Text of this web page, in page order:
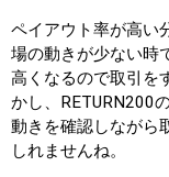
ペイアウト率が高い
場の動きが少ない時
高くなるので取引を
かし、RETURN200
動きを確認しながら
しれませんね。